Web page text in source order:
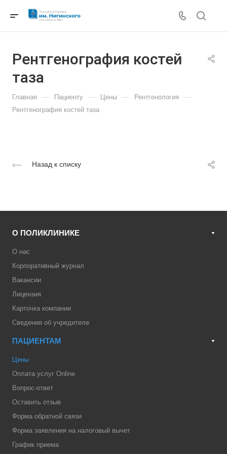
Рентгенография костей
таза
Главная — Пациенту — Цены — Рентгенология —
Рентгенография костей таза
Назад к списку
О ПОЛИКЛИНИКЕ
О нас
Корпоративный журнал
Вакансии
Лицензия
Карточка компании
Сведения об учредителе
ПАЦИЕНТАМ
Цены
Оплата услуг Online
Вопрос-ответ
Оставить отзыв
Форма обратной связи
Форма заявления на налоговый вычет
График приема